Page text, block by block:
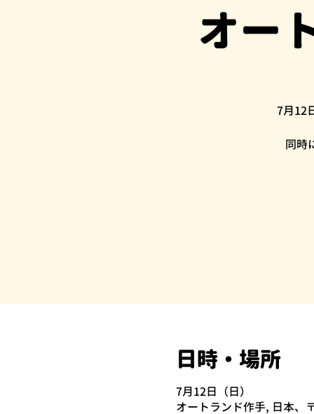
オー
7月12
同時
日時・場所
7月12日（日）
オートランド作手, 日本、